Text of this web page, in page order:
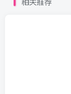
相关推荐